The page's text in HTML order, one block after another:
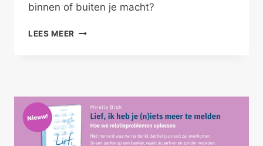
binnen of buiten je macht?
LEES MEER ONGEWENST